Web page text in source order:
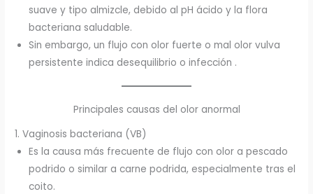
suave y tipo almizcle, debido al pH ácido y la flora
bacteriana saludable.
Sin embargo, un flujo con olor fuerte o mal olor vulva
persistente indica desequilibrio o infección .
Principales causas del olor anormal
1. Vaginosis bacteriana (VB)
Es la causa más frecuente de flujo con olor a pescado
podrido o similar a carne podrida, especialmente tras el
coito.